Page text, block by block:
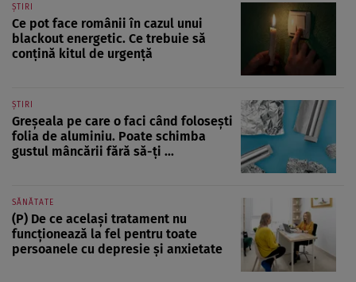
ȘTIRI
Ce pot face românii în cazul unui
blackout energetic. Ce trebuie să
conțină kitul de urgență
ȘTIRI
Greșeala pe care o faci când folosești
folia de aluminiu. Poate schimba
gustul mâncării fără să-ți ...
SĂNĂTATE
(P) De ce același tratament nu
funcționează la fel pentru toate
persoanele cu depresie și anxietate